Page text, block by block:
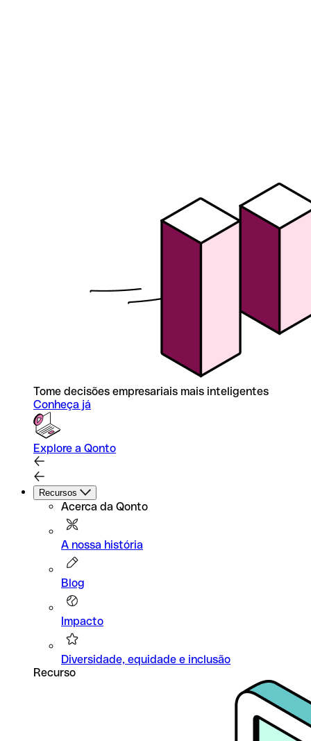
Tome decisões empresariais mais inteligentes
Conheça já
Explore a Qonto
Recursos
Acerca da Qonto
A nossa história
Blog
Impacto
Diversidade, equidade e inclusão
Recurso